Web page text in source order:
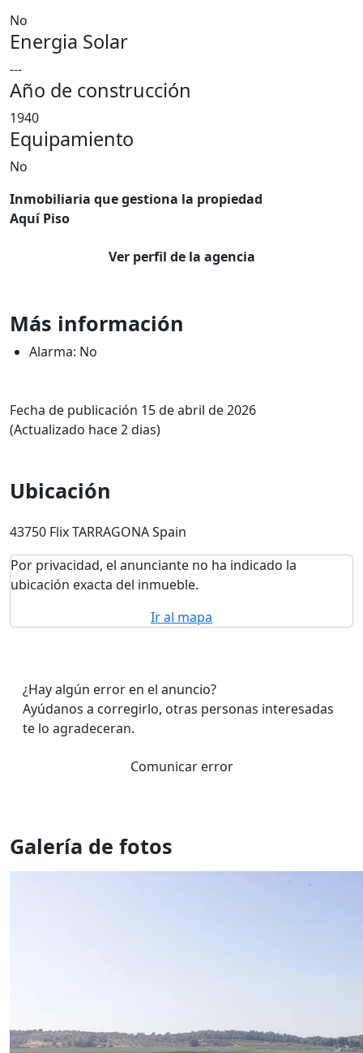
No
Energia Solar
---
Año de construcción
1940
Equipamiento
No
Inmobiliaria que gestiona la propiedad
Aquí Piso
Ver perfil de la agencia
Más información
Alarma: No
Fecha de publicación 15 de abril de 2026
(Actualizado hace 2 dias)
Ubicación
43750 Flix TARRAGONA Spain
Por privacidad, el anunciante no ha indicado la
ubicación exacta del inmueble.
Ir al mapa
¿Hay algún error en el anuncio?
Ayúdanos a corregirlo, otras personas interesadas
te lo agradeceran.
Comunicar error
Galería de fotos